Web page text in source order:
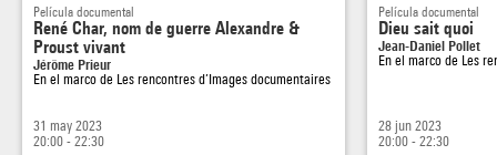
Película documental
René Char, nom de guerre Alexandre &
Proust vivant
Jérôme Prieur
En el marco de Les rencontres d’Images documentaires
31 may 2023
20:00 - 22:30
Película documental
Dieu sait quoi
Jean-Daniel Pollet
En el marco de Les
28 jun 2023
20:00 - 22:30